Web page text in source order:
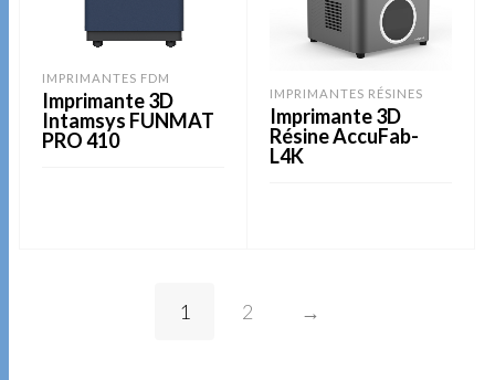
IMPRIMANTES FDM
Imprimante 3D
Intamsys FUNMAT
PRO 410
IMPRIMANTES RÉSINES
Imprimante 3D
Résine AccuFab-
L4K
1 2 →